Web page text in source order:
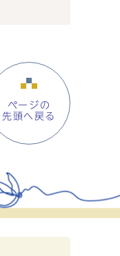
ページの
先頭へ戻る